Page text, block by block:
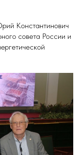
Константинович
совета России и